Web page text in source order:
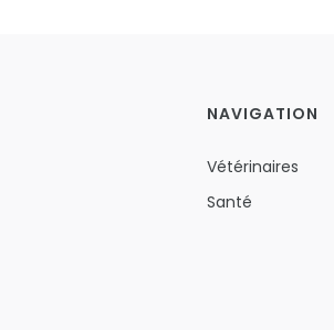
NAVIGATION
Vétérinaires
Santé